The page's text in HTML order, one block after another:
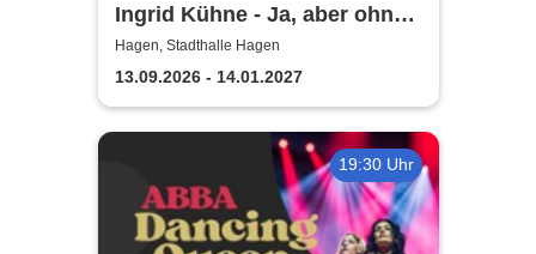
Ingrid Kühne - Ja, aber ohne
mich!
Hagen, Stadthalle Hagen
13.09.2026 - 14.01.2027
19:30 Uhr